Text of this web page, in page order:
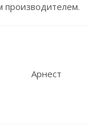
Арнест